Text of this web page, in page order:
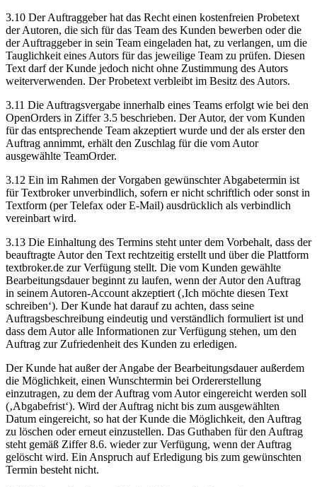
3.10 Der Auftraggeber hat das Recht einen kostenfreien Probetext
der Autoren, die sich für das Team des Kunden bewerben oder die
der Auftraggeber in sein Team eingeladen hat, zu verlangen, um die
Tauglichkeit eines Autors für das jeweilige Team zu prüfen. Diesen
Text darf der Kunde jedoch nicht ohne Zustimmung des Autors
weiterverwenden. Der Probetext verbleibt im Besitz des Autors.
3.11 Die Auftragsvergabe innerhalb eines Teams erfolgt wie bei den
OpenOrders in Ziffer 3.5 beschrieben. Der Autor, der vom Kunden
für das entsprechende Team akzeptiert wurde und der als erster den
Auftrag annimmt, erhält den Zuschlag für die vom Autor
ausgewählte TeamOrder.
3.12 Ein im Rahmen der Vorgaben gewünschter Abgabetermin ist
für Textbroker unverbindlich, sofern er nicht schriftlich oder sonst in
Textform (per Telefax oder E-Mail) ausdrücklich als verbindlich
vereinbart wird.
3.13 Die Einhaltung des Termins steht unter dem Vorbehalt, dass der
beauftragte Autor den Text rechtzeitig erstellt und über die Plattform
textbroker.de zur Verfügung stellt. Die vom Kunden gewählte
Bearbeitungsdauer beginnt zu laufen, wenn der Autor den Auftrag
in seinem Autoren-Account akzeptiert (‚Ich möchte diesen Text
schreiben‘). Der Kunde hat darauf zu achten, dass seine
Auftragsbeschreibung eindeutig und verständlich formuliert ist und
dass dem Autor alle Informationen zur Verfügung stehen, um den
Auftrag zur Zufriedenheit des Kunden zu erledigen.
Der Kunde hat außer der Angabe der Bearbeitungsdauer außerdem
die Möglichkeit, einen Wunschtermin bei Ordererstellung
einzutragen, zu dem der Auftrag vom Autor eingereicht werden soll
(‚Abgabefrist‘). Wird der Auftrag nicht bis zum ausgewählten
Datum eingereicht, so hat der Kunde die Möglichkeit, den Auftrag
zu löschen oder erneut einzustellen. Das Guthaben für den Auftrag
steht gemäß Ziffer 8.6. wieder zur Verfügung, wenn der Auftrag
gelöscht wird. Ein Anspruch auf Erledigung bis zum gewünschten
Termin besteht nicht.